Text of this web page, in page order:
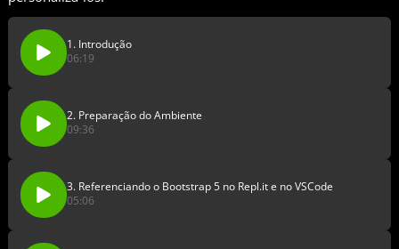
1. Introdução
06:19
2. Preparação do Ambiente
09:36
3. Referenciando o Bootstrap 5 no Repl.it e no VSCode
05:06